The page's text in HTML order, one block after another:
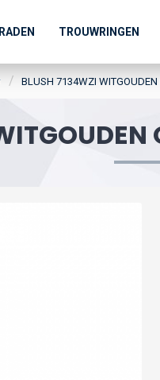
TROUWRINGEN
BLUSH 7134WZI WITGOUDEN